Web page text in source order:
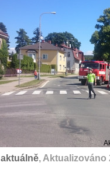
aktuálně, Aktualizováno